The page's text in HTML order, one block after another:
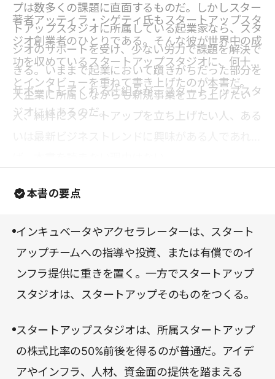
プは数多くの課題に直面するものだ。しかしスター
トアップスタジオに所属している起業家なら、スタ
ジオのサポートを受け、少ない労力で課題を解決で
きる。いままで起業において躓きがちだった部分を
サポートしてくれる仕組みが、スタートアップスタ
ジオにはあるのだ。
著者アッティラ・シゲティ氏もスタートアップスタ
ジオ創業者のひとりである。そんな彼が世界中の成
功を収めているスタートアップスタジオに、何十回
とインタビューを重ねて書き上げたのが本書だ。
大企業に所属しながらも新規事業を立ち上げたい
人、純粋にスタートアップを立ち上げたい人、ある
本書の要点
インキュベータやアクセラレーターは、スタート
アップチームへの指導や投資、または有償でのイ
ンフラ提供に重きを置く。一方でスタートアップ
スタジオは、スタートアップそのものをつくる。
スタートアップスタジオは、所属スタートアップ
の株式比率の50%前後を得るのが普通だ。アイデ
アやインフラ、人材、資金面の提供を踏まえる